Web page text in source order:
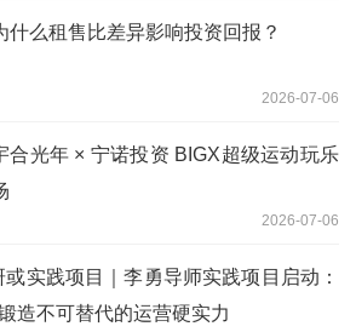
什么租售比差异影响投资回报？
2026-07-06
合光年 × 宁诺投资 BIGX超级运动玩乐
2026-07-06
实践项目｜李勇导师实践项目启动：
造不可替代的运营硬实力